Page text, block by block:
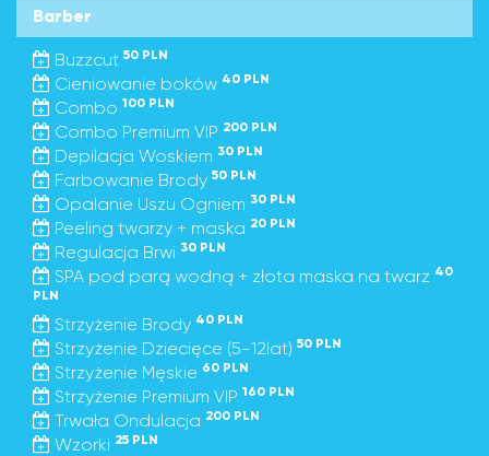
Barber
Buzzcut 50 PLN
Cieniowanie boków 40 PLN
Combo 100 PLN
Combo Premium VIP 200 PLN
Depilacja Woskiem 30 PLN
Farbowanie Brody 50 PLN
Opalanie Uszu Ogniem 30 PLN
Peeling twarzy + maska 20 PLN
Regulacja Brwi 30 PLN
SPA pod parą wodną + złota maska na twarz 40
PLN
Strzyżenie Brody 40 PLN
Strzyżenie Dziecięce (5-12lat) 50 PLN
Strzyżenie Męskie 60 PLN
Strzyżenie Premium VIP 160 PLN
Trwała Ondulacja 200 PLN
Wzorki 25 PLN